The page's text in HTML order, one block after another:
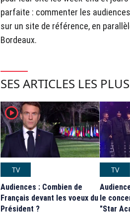
parfaite : commenter les
sur un site de référence, en
Bordeaux.
SES ARTICLES LES
player2
TV
Audiences : Combien de
Français devant les voeux du
Président ?
TV
le
"Star